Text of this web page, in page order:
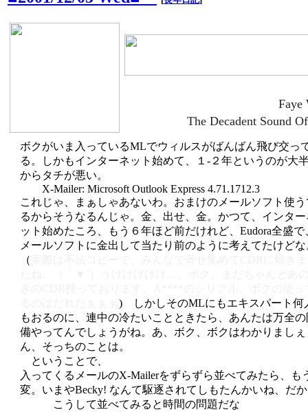
Faye
The Decadent Sound
ボクがいま入っているMLでウィルスがばんばん飛び交っ
る。しかもインターネット始めて、１-２年というのが大
からタチが悪い。
X-Mailer: Microsoft Outlook Express 4.71.1712.3
これじゃ、まぁしゃあないわ。おまけのメールソフト使う
るからそうなるんじゃ。金、出せ、金。かつて、インター
ット始めたころ、もう６年ほど前だけれど、Eudora全盛で
メールソフトに金出して当たり前のように考えてたけどな
（
) しかしそのMLにもエキスパート何
もおるのに、連中の冷たいことときたら、あんたは万全の
備やってんでしょうがね。あ、ボク、ボクはわかりましぇ
ん、そっちのことは。
ということで、
入ってくるメールのX-Mailerをずらずら並べてみたら、も
変。いまやBecky! なんて駆逐されてしもたんかいね、だ
こうして並べてみると時間の問題だな